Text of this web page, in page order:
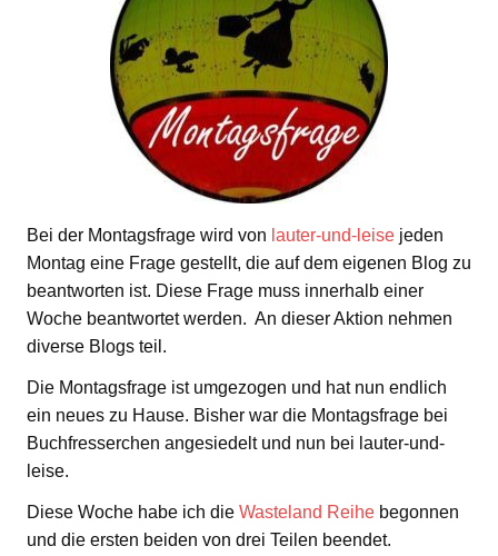
Bei der Montagsfrage wird von lauter-und-leise jeden
Montag eine Frage gestellt, die auf dem eigenen Blog zu
beantworten ist. Diese Frage muss innerhalb einer
Woche beantwortet werden. An dieser Aktion nehmen
diverse Blogs teil.
Die Montagsfrage ist umgezogen und hat nun endlich
ein neues zu Hause. Bisher war die Montagsfrage bei
Buchfresserchen angesiedelt und nun bei lauter-und-
leise.
Diese Woche habe ich die Wasteland Reihe begonnen
und die ersten beiden von drei Teilen beendet.